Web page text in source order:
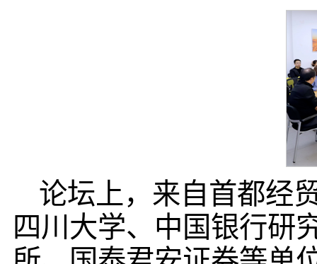
论坛上，来自首都经
四川大学、中国银行研